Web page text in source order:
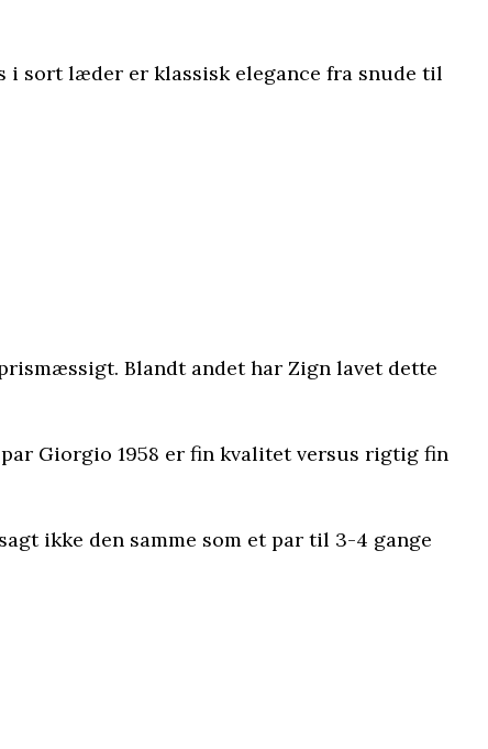
i sort læder er klassisk elegance fra snude til
Blandt andet har Zign lavet dette
Giorgio 1958 er fin kvalitet versus rigtig fin
ikke den samme som et par til 3-4 gange